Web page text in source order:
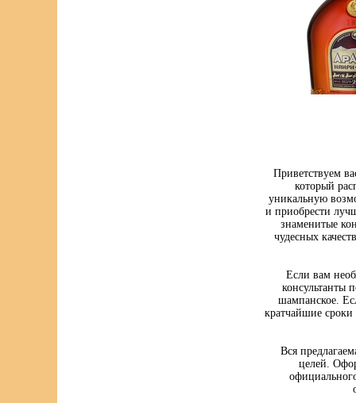
Приветствуем
который
уникальную
и приобрести
знаменитые
чудесных
Если вам
консультанты
шампанское.
кратчайшие
Вся
целей.